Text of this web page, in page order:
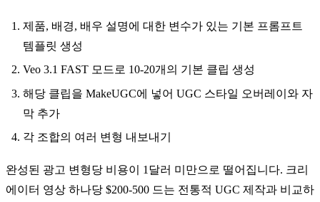
제품, 배경, 배우 설명에 대한 변수가 있는 기본 프롬프트
템플릿 생성
Veo 3.1 FAST 모드로 10-20개의 기본 클립 생성
해당 클립을 MakeUGC에 넣어 UGC 스타일 오버레이와 자
막 추가
각 조합의 여러 변형 내보내기
완성된 광고 변형당 비용이 1달러 미만으로 떨어집니다. 크리
에이터 영상 하나당 $200-500 드는 전통적 UGC 제작과 비교하